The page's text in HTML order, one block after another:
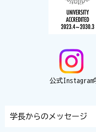
公式Instagram
学長からのメッセージ